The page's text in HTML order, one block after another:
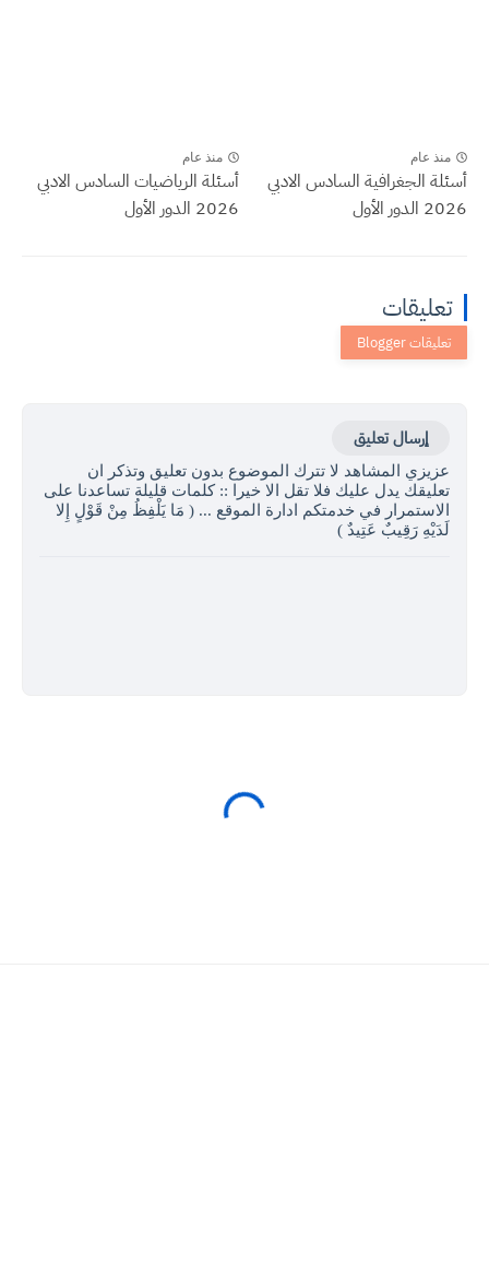
منذ عام
أسئلة الجغرافية السادس الادبي
2026 الدور الأول
منذ عام
أسئلة الرياضيات السادس الادبي
2026 الدور الأول
تعليقات
إرسال تعليق
عزيزي المشاهد لا تترك الموضوع بدون تعليق وتذكر ان
تعليقك يدل عليك فلا تقل الا خيرا :: كلمات قليلة تساعدنا على
الاستمرار في خدمتكم ادارة الموقع ... ( مَا يَلْفِظُ مِنْ قَوْلٍ إِلا
لَدَيْهِ رَقِيبٌ عَتِيدٌ )